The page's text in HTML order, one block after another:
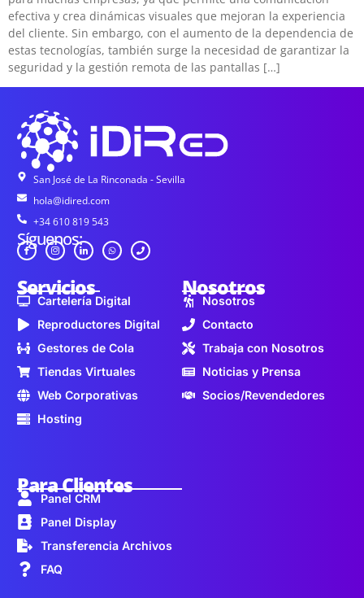
efectiva y crea dinámicas visuales que mejoran la experiencia
del cliente. Sin embargo, con el aumento de la dependencia de
estas tecnologías, también surge la necesidad de garantizar la
seguridad y la gestión remota de las pantallas […]
San José de La Rinconada - Sevilla
hola@idired.com
+34 610 819 543
Síguenos:
Servicios
Cartelería Digital
Reproductores Digital
Gestores de Cola
Tiendas Virtuales
Web Corporativas
Hosting
Nosotros
Nosotros
Contacto
Trabaja con Nosotros
Noticias y Prensa
Socios/Revendedores
Para Clientes
Panel CRM
Panel Display
Transferencia Archivos
FAQ